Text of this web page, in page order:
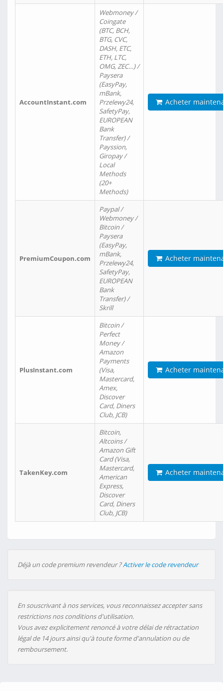
AccountInstant.com
Webmoney /
Coingate
(BTC, BCH,
BTG, CVC,
DASH, ETC,
ETH, LTC,
OMG, ZEC…) /
Paysera
(EasyPay,
mBank,
Przelewy24,
SafetyPay,
EUROPEAN
Bank
Transfer) /
Payssion,
Giropay /
Local
Methods
(20+
Methods)
Acheter
PremiumCoupon.com
Paypal /
Webmoney /
Bitcoin /
Paysera
(EasyPay,
mBank,
Przelewy24,
SafetyPay,
EUROPEAN
Bank
Transfer) /
Skrill
Acheter
PlusInstant.com
Bitcoin /
Perfect
Money /
Amazon
Payments
(Visa,
Mastercard,
Amex,
Discover
Card, Diners
Club, JCB)
Acheter
TakenKey.com
Bitcoin,
Altcoins /
Amazon Gift
Card (Visa,
Mastercard,
American
Express,
Discover
Card, Diners
Club, JCB)
Acheter
Déjà un code premium revendeur ?Activer le code revendeur
En souscrivant à nos services, vous reconnaissez accepter sans
restrictions nos conditions d'utilisation.
Vous avez explicitement renoncé à votre délai de rétractation
légal de 14 jours ainsi qu'à toute forme d'annulation ou de
remboursement.